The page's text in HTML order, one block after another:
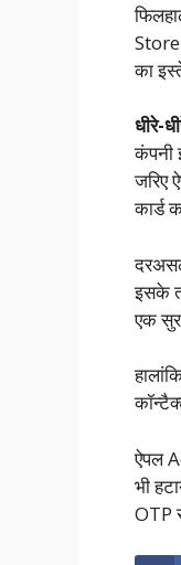
का
धीरे-
कंपनी
जरिए
कार्ड
इसके
एक
ऐपल
भी
OTP